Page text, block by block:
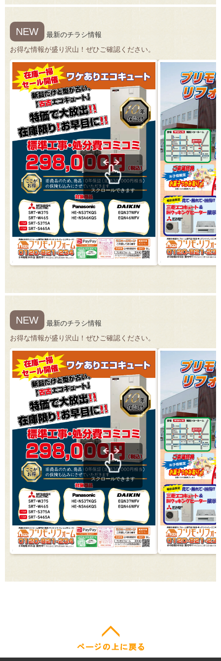
NEW
最新のチラシ情報
お得な情報が盛り沢山！ぜひご確認ください。
スクロールできます
NEW
最新のチラシ情報
お得な情報が盛り沢山！ぜひご確認ください。
スクロールできます